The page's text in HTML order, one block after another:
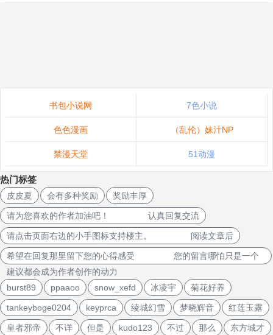
书包小说网 7色小说
色色漫画 （乱伦）妹汁NP
禁漫天堂 51动漫
热门标签
皮皮夏 会有多种奖励 奖励丰厚
请为您喜欢的作者加油吧！ 认真回复交流
请点击页面右边的小手图标支持楼主。 阅读文章后
希望在回复那里留下您的心得感受 您的留言哪怕只是一个
建议都会成为作者创作的动力
burst89
ppaaoo snow_xefd 冰凌宇 菊花好养
tankeyboge0204 keyprca 绫城幻雪 梦晓辉音 红莲玉露
皇者邪帝 不详 但是 kudo123 不过 那么 东方城才